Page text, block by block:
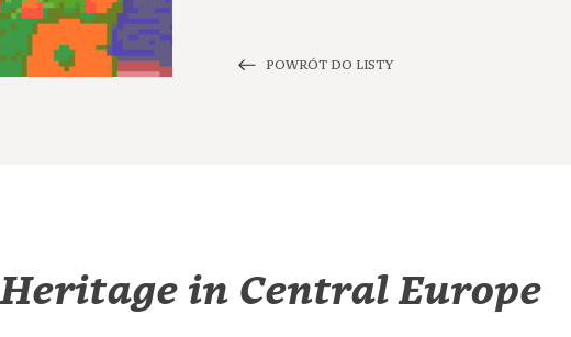
POWRÓT DO LISTY
in Central Europe